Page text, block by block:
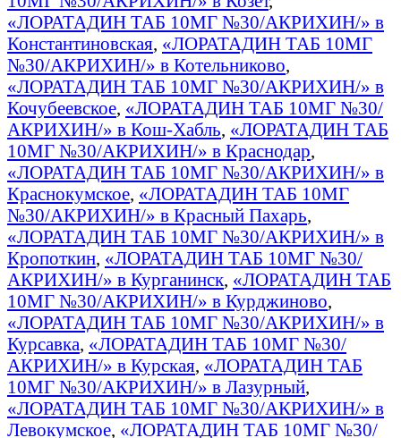
«ЛОРАТАДИН ТАБ 10МГ №30/АКРИХИН/» в
Константиновская, «ЛОРАТАДИН ТАБ 10МГ
№30/АКРИХИН/» в Котельниково,
«ЛОРАТАДИН ТАБ 10МГ №30/АКРИХИН/» в
Кочубеевское, «ЛОРАТАДИН ТАБ 10МГ №30/
АКРИХИН/» в Кош-Хабль, «ЛОРАТАДИН ТАБ
10МГ №30/АКРИХИН/» в Краснодар,
«ЛОРАТАДИН ТАБ 10МГ №30/АКРИХИН/» в
Краснокумское, «ЛОРАТАДИН ТАБ 10МГ
№30/АКРИХИН/» в Красный Пахарь,
«ЛОРАТАДИН ТАБ 10МГ №30/АКРИХИН/» в
Кропоткин, «ЛОРАТАДИН ТАБ 10МГ №30/
АКРИХИН/» в Курганинск, «ЛОРАТАДИН ТАБ
10МГ №30/АКРИХИН/» в Курджиново,
«ЛОРАТАДИН ТАБ 10МГ №30/АКРИХИН/» в
Курсавка, «ЛОРАТАДИН ТАБ 10МГ №30/
АКРИХИН/» в Курская, «ЛОРАТАДИН ТАБ
10МГ №30/АКРИХИН/» в Лазурный,
«ЛОРАТАДИН ТАБ 10МГ №30/АКРИХИН/» в
Левокумское, «ЛОРАТАДИН ТАБ 10МГ №30/